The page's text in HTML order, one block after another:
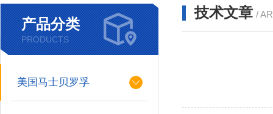
产品分类
PRODUCTS
美国马士贝罗孚
技术文章 /